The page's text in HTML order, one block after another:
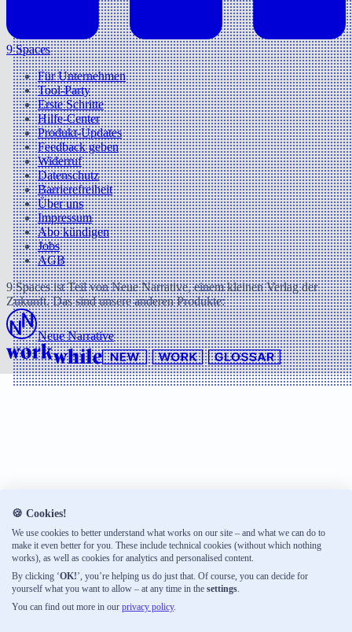
🍪 Cookies!
We use cookies to better understand what works on our site – and what we can do to
make it even better for you. These include technical cookies (without which nothing
works), as well as cookies for analytics and personalised content.
By clicking ‘OK!’, you’re helping us do just that. Of course, you can decide for
yourself what you want to allow – at any time in the settings.
You can find out more in our privacy policy.
9 Spaces
Für Unternehmen
Tool-Party
Erste Schritte
Hilfe-Center
Produkt-Updates
Feedback geben
Widerruf
Datenschutz
Barrierefreiheit
Über uns
Impressum
Abo kündigen
Jobs
AGB
9 Spaces ist Teil von Neue Narrative, einem kleinen Verlag der
Zukunft. Das sind unsere anderen Produkte:
Neue Narrative